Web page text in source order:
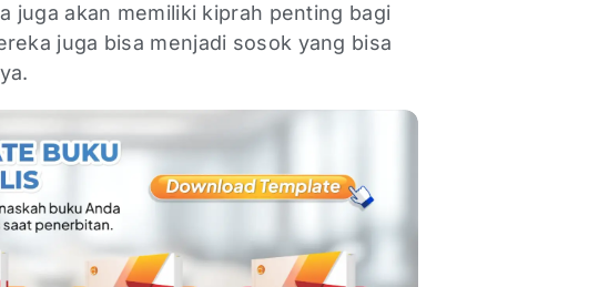
juga akan memiliki kiprah penting bagi
juga bisa menjadi sosok yang bisa